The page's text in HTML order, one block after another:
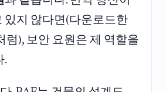
있지 않다면(다운로드한
럼), 보안 요원은 제 역할을
.